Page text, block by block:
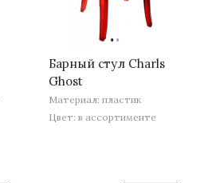
··
Барный стул Charls
Ghost
Материал: пластик
Цвет: в ассортименте